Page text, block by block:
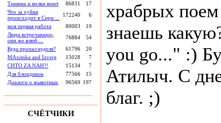
Тишина и волки воют
86831
17
Что за хуйня
происходит в Сири ...
172240
6
моя первая работа
80003
19
Люди встречаюццо,
они же влюб ...
76884
54
Куда пропал куделя?
61796
20
MAximka and Izverg
15028
7
CHTO ZA NAH?!
15134
7
Для блондинок
77566
15
Диалоги о жывотных
96569 197
СЧЁТЧИКИ
храбрых
знаешь
you go..." :)
Атилыч. С
благ. ;)